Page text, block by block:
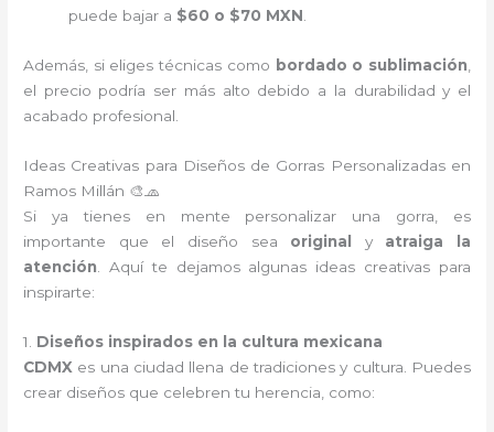
puede bajar a $60 o $70 MXN
Además, si eliges técnicas como bordado o sublimación
el precio podría ser más alto debido a la durabilidad y el
acabado profesional.
Ideas Creativas para Diseños de Gorras Personalizadas en
Ramos Millán 🎨🧢
Si ya tienes en mente personalizar una gorra, es
importante que el diseño sea original y atraiga la
atención . Aquí te dejamos algunas ideas creativas para
inspirarte:
1. Diseños inspirados en la cultura mexicana
CDMX es una ciudad llena de tradiciones y cultura. Puedes
crear diseños que celebren tu herencia, como: